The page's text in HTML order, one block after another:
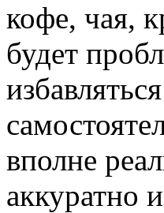
кофе, чая,
будет
вполне
аккуратно